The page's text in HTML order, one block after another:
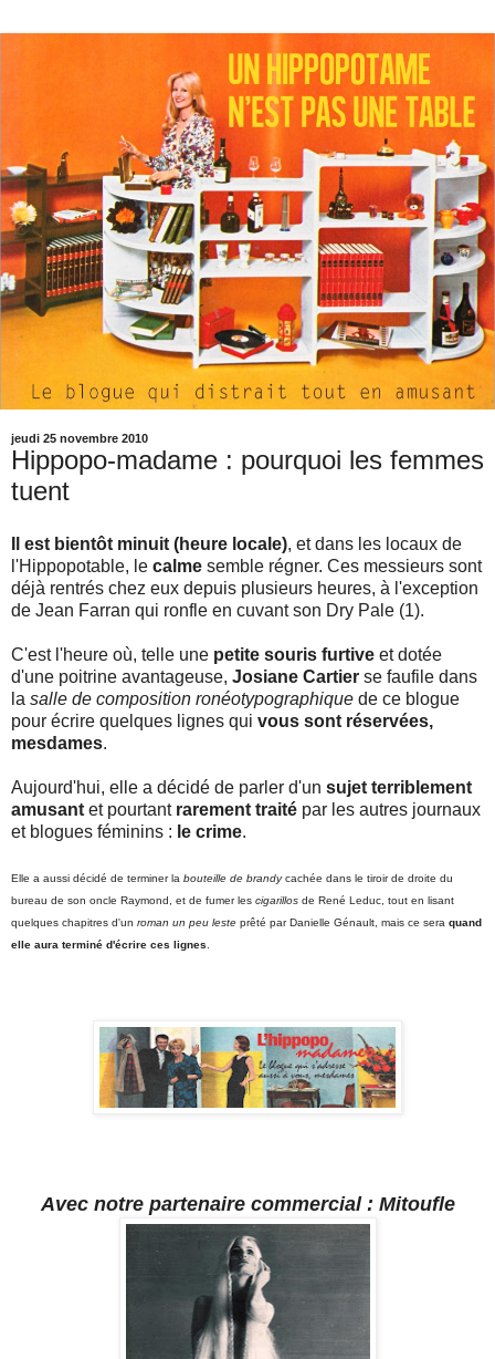
jeudi 25 novembre 2010
Hippopo-madame : pourquoi les femmes
tuent
Il est bientôt minuit (heure locale), et dans les locaux de
l'Hippopotable, le calme semble régner. Ces messieurs sont
déjà rentrés chez eux depuis plusieurs heures, à l'exception
de Jean Farran qui ronfle en cuvant son Dry Pale (1).
C'est l'heure où, telle une petite souris furtive et dotée
d'une poitrine avantageuse, Josiane Cartier se faufile dans
la salle de composition ronéotypographique de ce blogue
pour écrire quelques lignes qui vous sont réservées,
mesdames.
Aujourd'hui, elle a décidé de parler d'un sujet terriblement
amusant et pourtant rarement traité par les autres journaux
et blogues féminins : le crime.
Elle a aussi décidé de terminer la bouteille de brandycachée dans le tiroir de droite du
bureau de son oncle Raymond, et de fumer les cigarillos de René Leduc, tout en lisant
quelques chapitres d'un roman un peu leste prêté par Danielle Génault, mais ce sera quand
elle aura terminé d'écrire ces lignes
Avec notre partenaire commercial : Mitoufle